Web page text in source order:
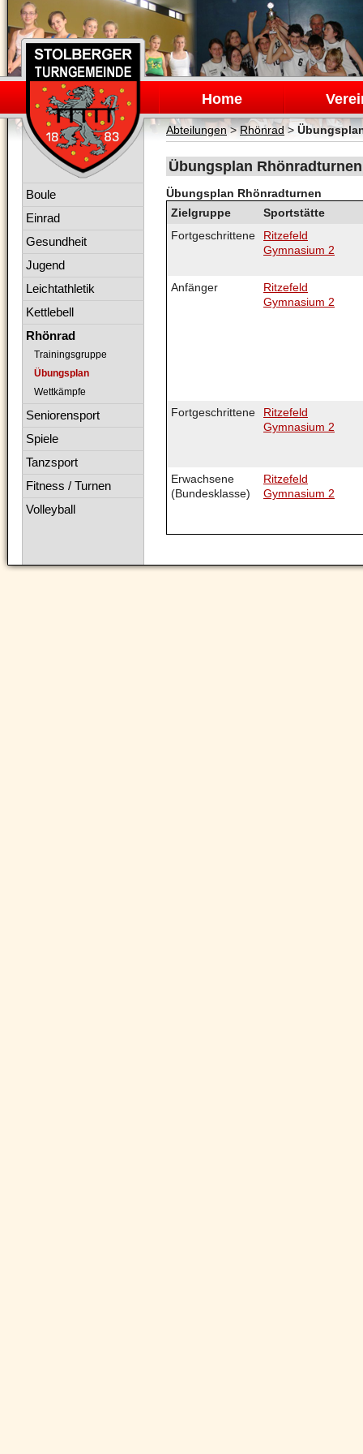
Navigation
überspringen
Home
Abteilungen>Rhönrad>
Übungsplan
Übungsplan Rhönradturnen
Zielgruppe
Sportstätte
Fortgeschrittene
Ritzefeld
Gymnasium 2
Anfänger
Ritzefeld
Gymnasium 2
Fortgeschrittene
Ritzefeld
Gymnasium 2
Erwachsene
(Bundesklasse)
Ritzefeld
Gymnasium 2
Navigation
Boule
Einrad
Gesundheit
Jugend
Leichtathletik
Kettlebell
Rhönrad
Trainingsgruppe
Übungsplan
Wettkämpfe
Seniorensport
Spiele
Tanzsport
Fitness / Turnen
Volleyball
Navigation